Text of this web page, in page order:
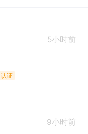
5小时前
认证
9小时前